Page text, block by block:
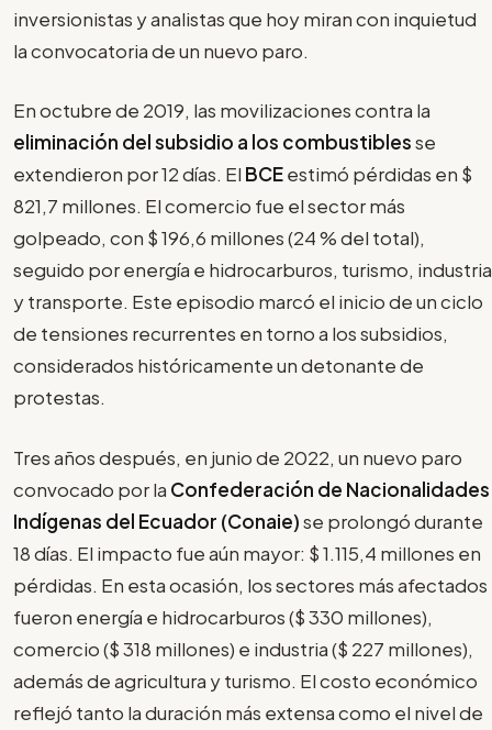
inversionistas y analistas que hoy miran con inquietud
la convocatoria de un nuevo paro.
En octubre de 2019, las movilizaciones contra la
eliminación del subsidio a los combustiblesse
extendieron por 12 días. El BCEestimó pérdidas en $
821,7 millones. El comercio fue el sector más
golpeado, con $ 196,6 millones (24 % del total),
seguido por energía e hidrocarburos, turismo, industria
y transporte. Este episodio marcó el inicio de un ciclo
de tensiones recurrentes en torno a los subsidios,
considerados históricamente un detonante de
protestas.
Tres años después, en junio de 2022, un nuevo paro
convocado por la Confederación de Nacionalidades
Indígenas del Ecuador (Conaie)se prolongó durante
18 días. El impacto fue aún mayor: $ 1.115,4 millones en
pérdidas. En esta ocasión, los sectores más afectados
fueron energía e hidrocarburos ($ 330 millones),
comercio ($ 318 millones) e industria ($ 227 millones),
además de agricultura y turismo. El costo económico
reflejó tanto la duración más extensa como el nivel de